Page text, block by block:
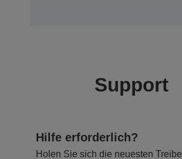
Support
Hilfe erforderlich?
Holen Sie sich die neuesten